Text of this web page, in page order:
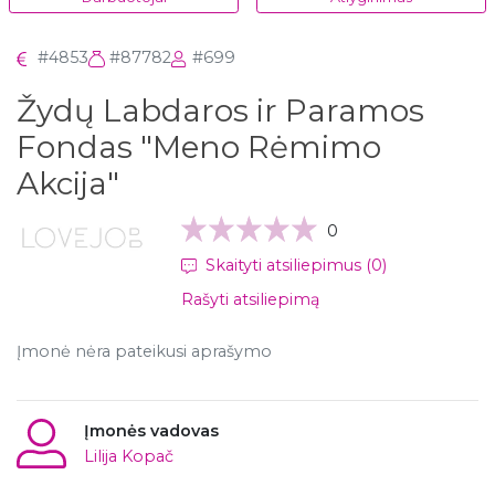
#4853 #87782 #699
Žydų Labdaros ir Paramos
Fondas "Meno Rėmimo
Akcija"
0
Skaityti atsiliepimus (0)
Rašyti atsiliepimą
Įmonė nėra pateikusi aprašymo
Įmonės vadovas
Lilija Kopač